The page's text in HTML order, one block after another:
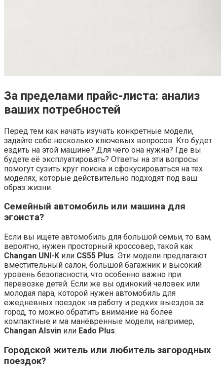
За пределами прайс-листа: анализ
ваших потребностей
Перед тем как начать изучать конкретные модели,
задайте себе несколько ключевых вопросов. Кто будет
ездить на этой машине? Для чего она нужна? Где вы
будете её эксплуатировать? Ответы на эти вопросы
помогут сузить круг поиска и сфокусироваться на тех
моделях, которые действительно подходят под ваш
образ жизни.
Семейный автомобиль или машина для
эгоиста?
Если вы ищете автомобиль для большой семьи, то вам,
вероятно, нужен просторный кроссовер, такой как
Changan UNI-K или CS55 Plus. Эти модели предлагают
вместительный салон, большой багажник и высокий
уровень безопасности, что особенно важно при
перевозке детей. Если же вы одинокий человек или
молодая пара, которой нужен автомобиль для
ежедневных поездок на работу и редких выездов за
город, то можно обратить внимание на более
компактные и ма манёвренные модели, например,
Changan Alsvin или Eado Plus.
Городской житель или любитель загородных
поездок?